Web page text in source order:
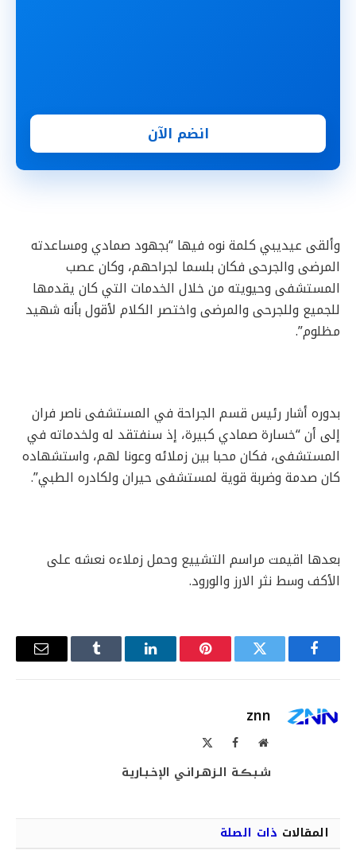
انضم الآن
وألقى عيديبي كلمة نوه فيها “بجهود صمادي ومساعدته
المرضى والجرحى فكان بلسما لجراحهم، وكان عصب
المستشفى وحيويته من خلال الخدمات التي كان يقدمها
للجميع وللجرحى والمرضى واختصر الكلام لأقول بأنه شهيد
مظلوم”.
بدوره أشار رئيس قسم الجراحة في المستشفى ناصر فران
إلى أن “خسارة صمادي كبيرة، إذ سنفتقد له ولخدماته في
المستشفى، فكان محبا بين زملائه وعونا لهم، واستشهاده
كان صدمة وضربة قوية لمستشفى حيران ولكادره الطبي”.
بعدها اقيمت مراسم التشييع وحمل زملاءه نعشه على
الأكف وسط نثر الارز والورود.
فيسبوك تويتر بينتيريستلينكدإن Tumblr
البريد
znn
موقع فيسبوك
شـبـڪـة الـزهـرانـي الإخـبـاريـة
المقالات ذات الصلة